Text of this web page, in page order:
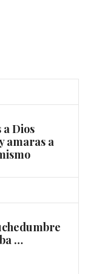
a Dios
amaras a
…